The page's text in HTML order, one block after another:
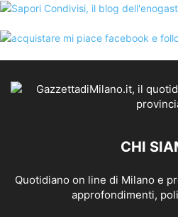
CHI
Quotidiano on line di Milano e
approfondimenti,